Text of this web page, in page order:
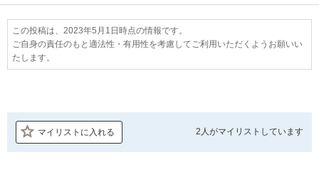
この投稿は、2023年5月1日時点の情報です。
ご自身の責任のもと適法性・有用性を考慮してご利用いただくようお願いい
たします。
マイリストに入れる 2人がマイリストしています